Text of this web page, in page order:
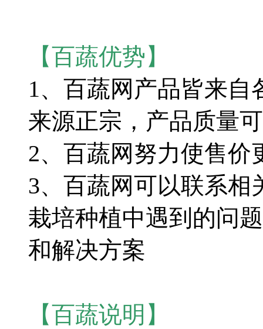
【百蔬优势】
1、百蔬网产品皆来
来源正宗，产品质量
2、百蔬网努力使售价
3、百蔬网可以联系相
栽培种植中遇到的问
和解决方案
【百蔬说明】